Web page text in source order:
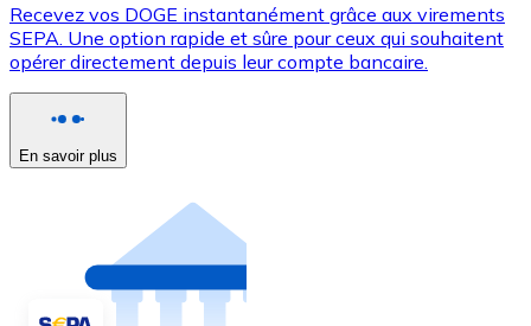
Recevez vos DOGE instantanément grâce aux virements
SEPA. Une option rapide et sûre pour ceux qui souhaitent
opérer directement depuis leur compte bancaire.
En savoir plus